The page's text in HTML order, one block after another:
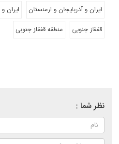
ایران و آذربایجان و ارمنستان
ایران و
قفقاز جنوبی
منطقه قفقاز جنوبی
نظر شما :